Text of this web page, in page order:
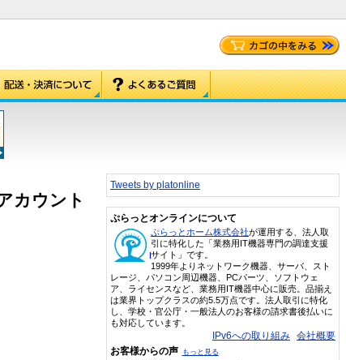
カウント
Tweets by platonline
ぷらっとオンラインについて
ぷらっとホーム株式会社が運用する、法人取
引に特化した「業務用IT機器専門の調達支援
サイト」です。
1999年よりネットワーク機器、サーバ、スト
レージ、パソコン周辺機器、PCパーツ、ソフトウェ
ア、ライセンスなど、業務用IT機器中心に販売。品揃え
は業界トップクラスの約5.5万点です。法人取引に特化
し、学校・官公庁・一般法人のお客様の請求書後払いに
も対応しています。
IPv6への取り組み 会社概要
お客様からの声 もっと見る